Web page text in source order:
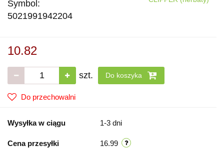
Symbol:
5021991942204
10.82
szt. Do koszyka
Do przechowalni
Wysyłka w ciągu 1-3 dni
Cena przesyłki 16.99